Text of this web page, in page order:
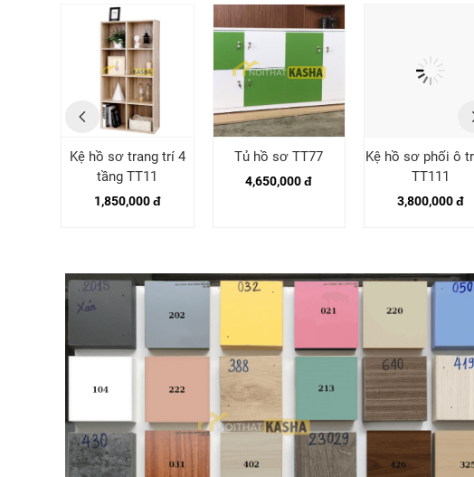
Kệ hồ sơ trang trí 4
tầng TT11
1,850,000 đ
Tủ hồ sơ TT77
4,650,000 đ
Kệ hồ sơ phối ô
TT111
3,800,000 đ